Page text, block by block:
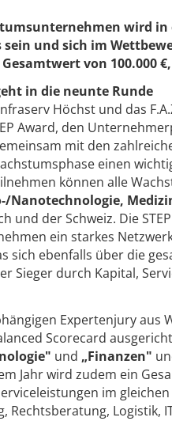
wird in
und sich im
von 100.000
in die neunte Runde
Höchst und das
Award, den
mit den
einen
können alle
Nanotechnologie,
und der Schweiz. Die
ein starkes
sich ebenfalls über die
Sieger durch Kapital,
Expertenjury aus
Scorecard
und „Finanzen"
Jahr wird zudem ein
im
Logistik,